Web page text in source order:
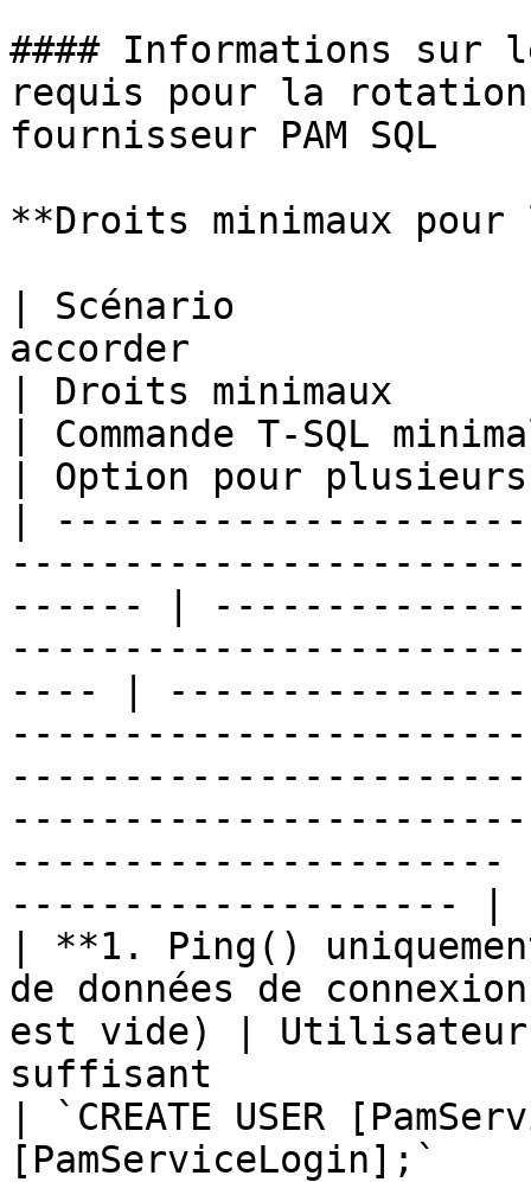
#### Informations sur
requis pour la rotation
fournisseur PAM SQL
**Droits minimaux pour
| Scénario
accorder
| Droits minimaux
| Commande T-SQL
| Option pour
|
------ |
---- |
-------------------- |
| **1. Ping()
de données de
est vide) | Utilisateur
suffisant
| `CREATE USER
[PamServiceLogin];`